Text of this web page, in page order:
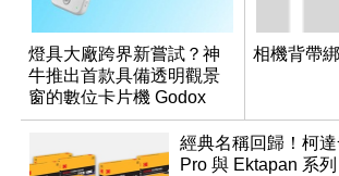
燈具大廠跨界新嘗試？神
牛推出首款具備透明觀景
窗的數位卡片機 Godox
C100
相機背帶
經典名稱回歸！柯
Pro 與 Ektapan 系